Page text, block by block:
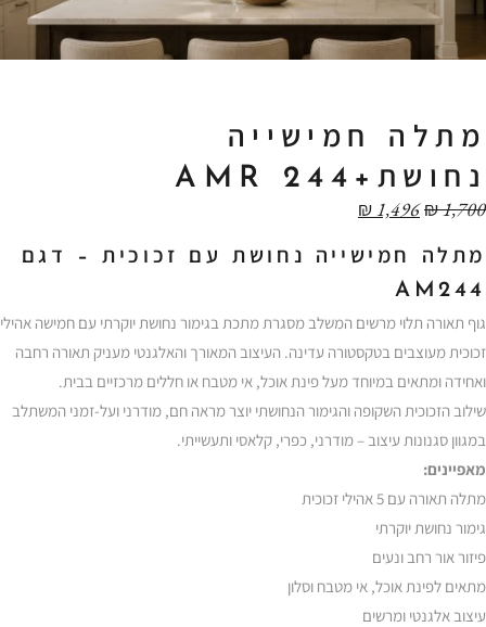
מתלה חמישייה
נחושת+AMR 244
₪1,700
₪1,496
מתלה חמישייה נחושת עם זכוכית – דגם
AM244
גוף תאורה תלוי מרשים המשלב מסגרת מתכת בגימור נחושת יוקרתי עם חמישה אהילי
זכוכית מעוצבים בטקסטורה עדינה. העיצוב המאורך והאלגנטי מעניק תאורה רחבה
ואחידה ומתאים במיוחד מעל פינת אוכל, אי מטבח או חללים מרכזיים בבית.
שילוב הזכוכית השקופה והגימור הנחושתי יוצר מראה חם, מודרני ועל-זמני המשתלב
במגוון סגנונות עיצוב – מודרני, כפרי, קלאסי ותעשייתי.
מאפיינים:
מתלה תאורה עם 5 אהילי זכוכית
גימור נחושת יוקרתי
פיזור אור רחב ונעים
מתאים לפינת אוכל, אי מטבח וסלון
עיצוב אלגנטי ומרשים